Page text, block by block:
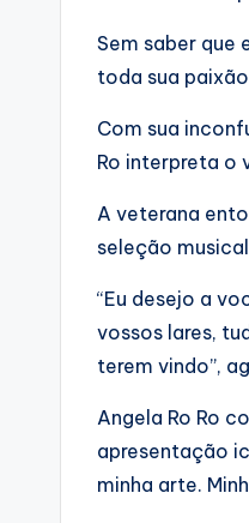
Sem saber que
toda sua
Com sua
Ro interpreta o
A veterana
seleção
“Eu desejo a
vossos lares,
terem vindo”,
Angela Ro Ro
apresentação
minha arte.